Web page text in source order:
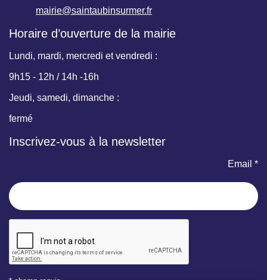
mairie@saintaubinsurmer.fr
Horaire d’ouverture de la mairie
Lundi, mardi, mercredi et vendredi :
9h15 - 12h / 14h -16h
Jeudi, samedi, dimanche :
fermé
Inscrivez-vous à la newsletter
Email *